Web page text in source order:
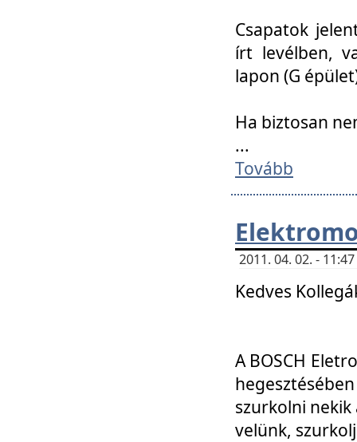
Csapatok
írt levélben,
lapon (G
Ha biztosan
...
Tovább
2011. 04. 02. -
Kedves
A BOSCH
szurkolni
velünk,